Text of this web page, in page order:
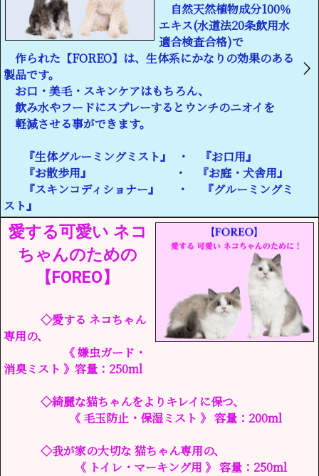
自然天然植物成分100％
エキス(水道法20条飲用水
適合検査合格)で
作られた【FOREO】は、生体系にかなりの効果のある
製品です。
お口・美毛・スキンケアはもちろん、
飲み水やフードにスプレーするとウンチのニオイを
軽減させる事ができます。
『生体グルーミングミスト』 ・ 『お口用』
『お散歩用』 ・ 『お庭・犬舎用』
『スキンコディショナー』 ・ 『グルーミングミ
スト』
愛する可愛い ネコ
ちゃんのための
【FOREO】
◇愛する ネコちゃん
専用の、
《 嫌虫ガード・
消臭ミスト 》容量：250ml
◇綺麗な猫ちゃんをよりキレイに保つ、
《 毛玉防止・保湿ミスト 》 容量：200ml
◇我が家の大切な 猫ちゃん専用の、
《 トイレ・マーキング用 》 容量：250ml